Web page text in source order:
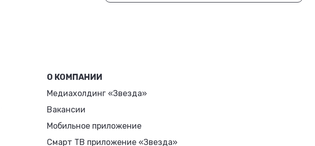
О КОМПАНИИ
Медиахолдинг «Звезда»
Вакансии
Мобильное приложение
Смарт ТВ приложение «Звезда»